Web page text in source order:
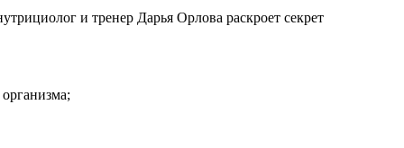
и тренер Дарья Орлова раскроет секрет